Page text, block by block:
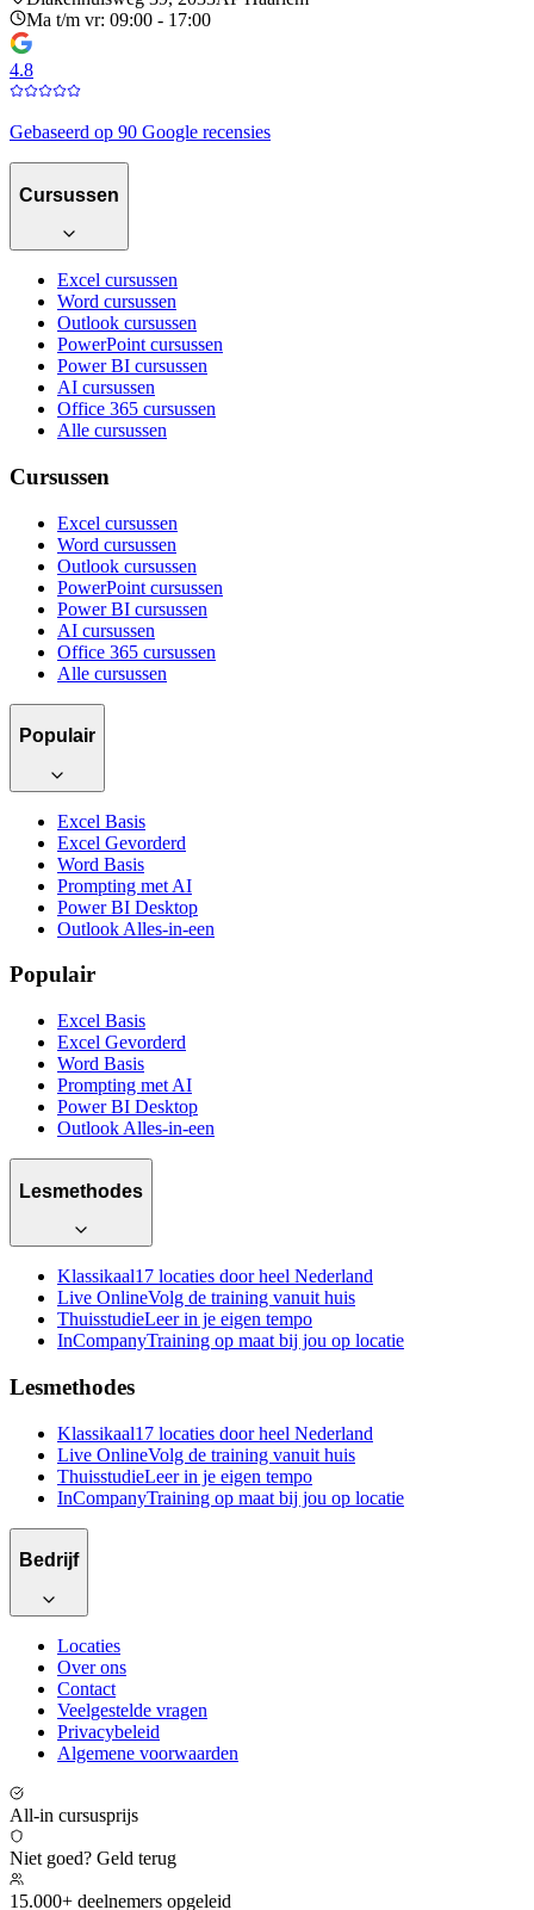
Ma t/m vr: 09:00 - 17:00
4.8
Gebaseerd op 90 Google recensies
Cursussen
Excel cursussen
Word cursussen
Outlook cursussen
PowerPoint cursussen
Power BI cursussen
AI cursussen
Office 365 cursussen
Alle cursussen
Cursussen
Excel cursussen
Word cursussen
Outlook cursussen
PowerPoint cursussen
Power BI cursussen
AI cursussen
Office 365 cursussen
Alle cursussen
Populair
Excel Basis
Excel Gevorderd
Word Basis
Prompting met AI
Power BI Desktop
Outlook Alles-in-een
Populair
Excel Basis
Excel Gevorderd
Word Basis
Prompting met AI
Power BI Desktop
Outlook Alles-in-een
Lesmethodes
Klassikaal17 locaties door heel Nederland
Live OnlineVolg de training vanuit huis
ThuisstudieLeer in je eigen tempo
InCompanyTraining op maat bij jou op locatie
Lesmethodes
Klassikaal17 locaties door heel Nederland
Live OnlineVolg de training vanuit huis
ThuisstudieLeer in je eigen tempo
InCompanyTraining op maat bij jou op locatie
Bedrijf
Locaties
Over ons
Contact
Veelgestelde vragen
Privacybeleid
Algemene voorwaarden
All-in cursusprijs
Niet goed? Geld terug
15.000+ deelnemers opgeleid